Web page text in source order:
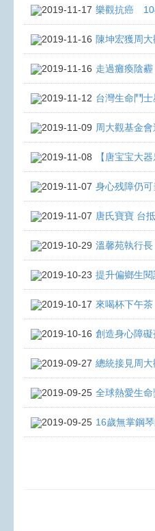
2019-11-17 樂觀抗癌
2019-11-16 陳坤宏獲周
2019-11-16 走過癱瘓陰
2019-11-12 台灣生命鬥
2019-11-09 周大觀基金
2019-11-08 【唐宝宝大
2019-11-07 身心残障仍
2019-11-07 唐氏寶寶 台
2019-10-29 溫馨苑執行
2019-10-23 提升偏鄉生
2019-10-17 來喝杯下午
2019-10-16 創造身心障
2019-09-27 總統接見周
2019-09-25 全球熱愛生
2019-09-25 16歲無掌鋼